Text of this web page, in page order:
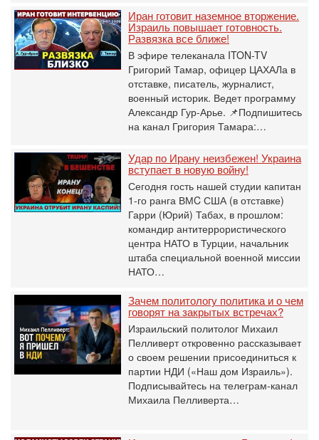
Иран готовит наземное вторжение.
Израиль повышает готовность.
Развязка все ближе!
В эфире телеканала ITON-TV
Григорий Тамар, офицер ЦАХАЛа в
отставке, писатель, журналист,
военный историк. Ведет программу
Александр Гур-Арье. 📌Подпишитесь
на канал Григория Тамара:…
Удар по Ирану неизбежен! Украина
вступает в новую войну!
Сегодня гость нашей студии капитан
1-го ранга ВМC США (в отставке)
Гарри (Юрий) Табах, в прошлом:
командир антитеррористического
центра НАТО в Турции, начальник
штаба специальной военной миссии
НАТО…
Зачем политологу политика и о чем
говорят на закрытых встречах?
Израильский политолог Михаил
Пелливерт откровенно рассказывает
о своем решении присоединиться к
партии НДИ («Наш дом Израиль»).
Подписывайтесь на телеграм-канал
Михаила Пелливерта…